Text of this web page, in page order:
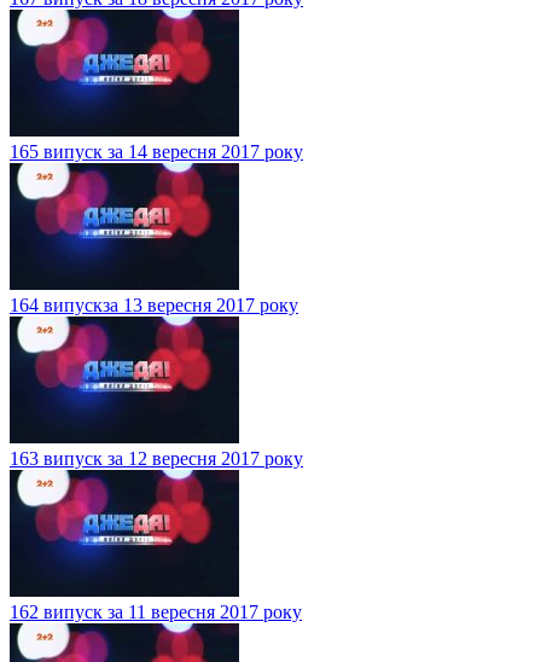
165 випуск за 14 вересня 2017 року
164 випускза 13 вересня 2017 року
163 випуск за 12 вересня 2017 року
162 випуск за 11 вересня 2017 року